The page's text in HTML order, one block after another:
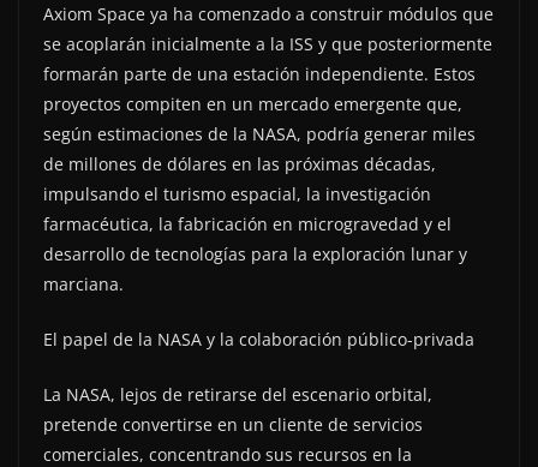
Axiom Space ya ha comenzado a construir módulos que
se acoplarán inicialmente a la ISS y que posteriormente
formarán parte de una estación independiente. Estos
proyectos compiten en un mercado emergente que,
según estimaciones de la NASA, podría generar miles
de millones de dólares en las próximas décadas,
impulsando el turismo espacial, la investigación
farmacéutica, la fabricación en microgravedad y el
desarrollo de tecnologías para la exploración lunar y
marciana.
El papel de la NASA y la colaboración público-privada
La NASA, lejos de retirarse del escenario orbital,
pretende convertirse en un cliente de servicios
comerciales, concentrando sus recursos en la